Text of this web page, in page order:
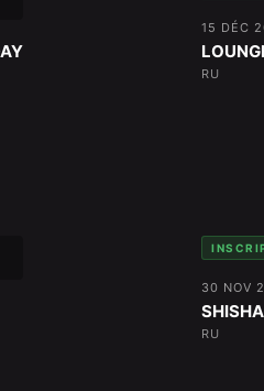
15 DÉC
RU
30 NOV
RU